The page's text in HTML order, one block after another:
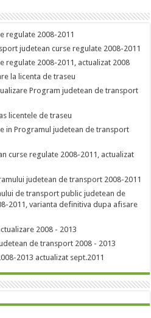
regulate 2008-2011
judetean curse regulate 2008-2011
regulate 2008-2011, actualizat 2008
la licenta de traseu
Program judetean de transport
licentele de traseu
in Programul judetean de transport
curse regulate 2008-2011, actualizat
judetean de transport 2008-2011
de transport public judetean de
2011, varianta definitiva dupa afisare
2008 - 2013
de transport 2008 - 2013
2013 actualizat sept.2011